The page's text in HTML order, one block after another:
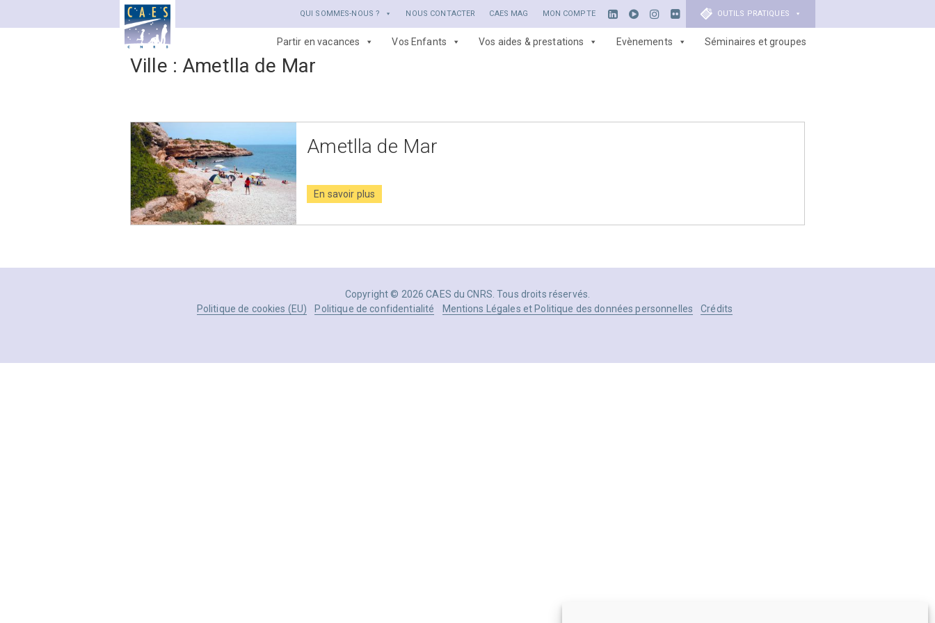
QUI SOMMES-NOUS ? NOUS CONTACTER CAES MAG MON COMPTE OUTILS PRATIQUES
Partir en vacances Vos Enfants Vos aides & prestations Evènements Séminaires et groupes
Ville : Ametlla de Mar
Ametlla de Mar
En savoir plus
Copyright © 2026 CAES du CNRS. Tous droits réservés.
Politique de cookies (EU)
Politique de confidentialité Mentions Légales et Politique des données personnelles Crédits